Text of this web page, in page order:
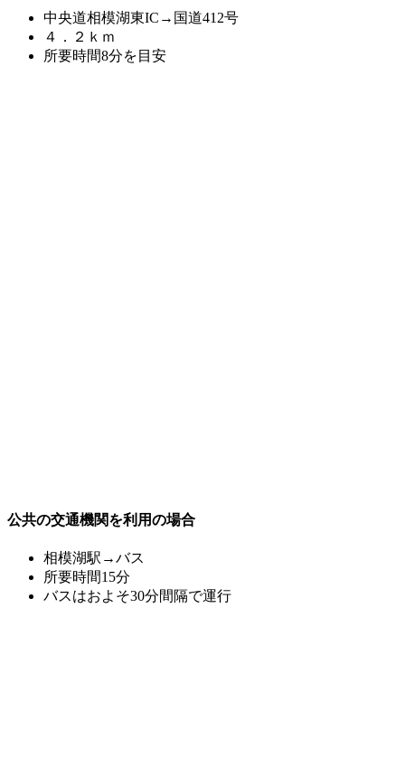
中央道相模湖東IC→国道412号
４．２ｋｍ
所要時間8分を目安
公共の交通機関を利用の場合
相模湖駅→バス
所要時間15分
バスはおよそ30分間隔で運行